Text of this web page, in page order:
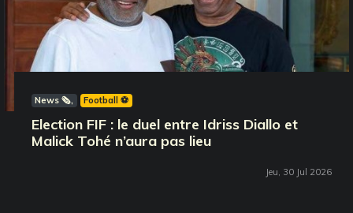
News 🗞️ Football ⚽️
Election FIF : le duel entre Idriss Diallo et
Malick Tohé n’aura pas lieu
Jeu, 30 Jul 2026